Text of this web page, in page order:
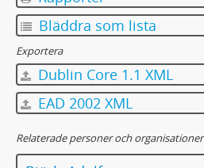
Bläddra som lista
Exportera
Dublin Core 1.1 XML
EAD 2002 XML
Relaterade personer och organisationer